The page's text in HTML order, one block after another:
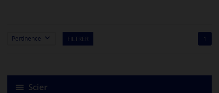
Scier
Pertinence  FILTRER 1